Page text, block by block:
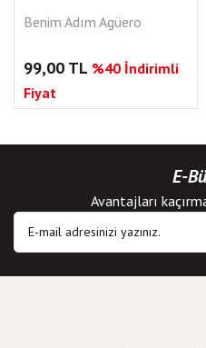
Benim Adım Agüero
99,00 TL %40 İndirimli
Fiyat
E-
Avantajları